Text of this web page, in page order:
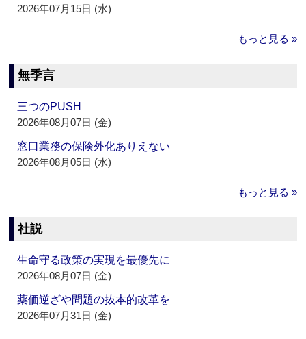
2026年07月15日 (水)
もっと見る »
無季言
三つのPUSH
2026年08月07日 (金)
窓口業務の保険外化ありえない
2026年08月05日 (水)
もっと見る »
社説
生命守る政策の実現を最優先に
2026年08月07日 (金)
薬価逆ざや問題の抜本的改革を
2026年07月31日 (金)